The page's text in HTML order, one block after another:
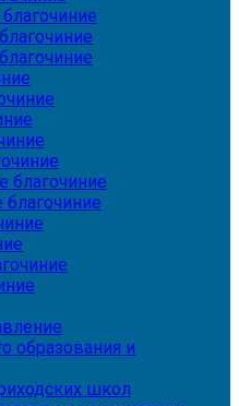
благочиние
благочиние
образования и
школ